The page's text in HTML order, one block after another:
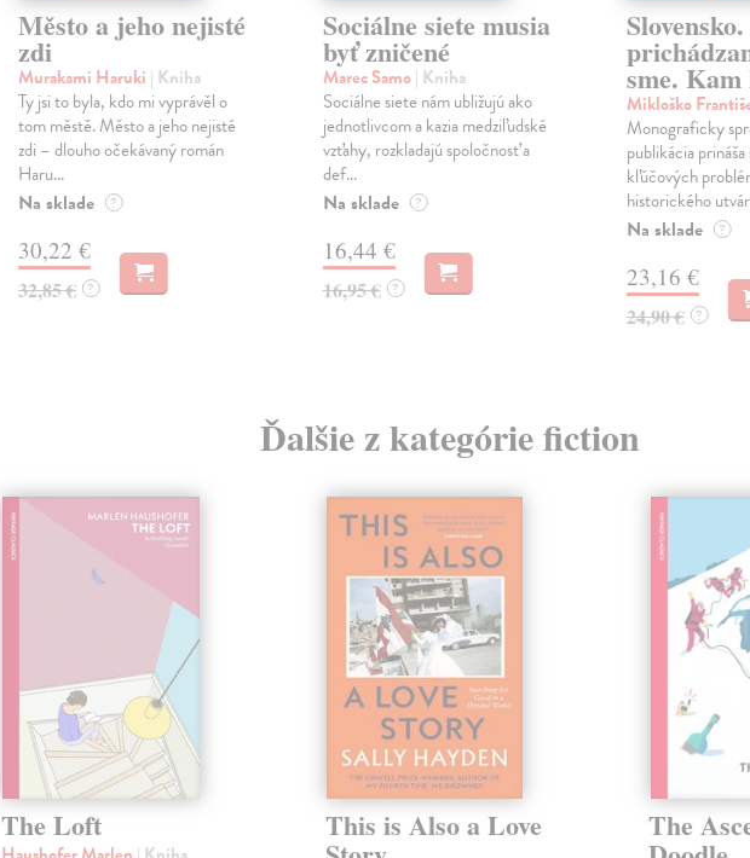
Město a jeho nejisté
zdi
Murakami Haruki | Kniha
Ty jsi to byla, kdo mi vyprávěl o
tom městě. Město a jeho nejisté
zdi – dlouho očekávaný román
Haru...
Na sklade ?
30,22 €
32,85 € ?
Sociálne siete musia
byť zničené
Marec Samo| Kniha
Sociálne siete nám ubližujú ako
jednotlivcom a kazia medziľudské
vzťahy, rozkladajú spoločnosť a
def...
Na sklade ?
16,44 €
16,95 € ?
sme.
Mikloško
Monograficky
publikácia
kľúčových
historického
Na sklade ?
23,16 €
24,90 € ?
Ďalšie z kategórie fiction
The Loft This is Also a Love The